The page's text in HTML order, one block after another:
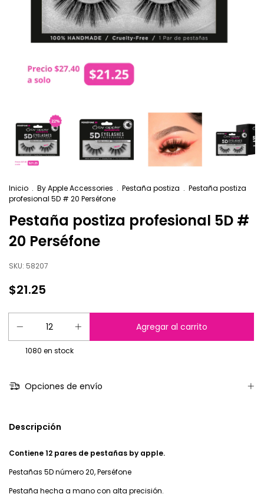
Inicio . By Apple Accessories . Pestaña postiza . Pestaña postiza
profesional 5D # 20 Perséfone
Pestaña postiza profesional 5D #
20 Perséfone
SKU: 58207
$21.25
1080 en stock
Opciones de envío
Descripción
Contiene 12 pares de pestañas by apple.
Pestañas 5D número 20, Perséfone
Pestaña hecha a mano con alta precisión.